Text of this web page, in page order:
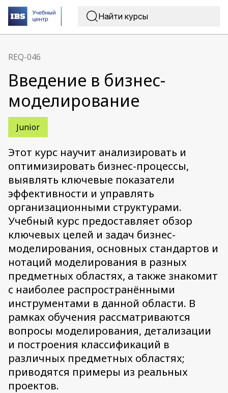
REQ-046
Введение в бизнес-
моделирование
Junior
Этот курс научит анализировать и
оптимизировать бизнес-процессы,
выявлять ключевые показатели
эффективности и управлять
организационными структурами.
Учебный курс предоставляет обзор
ключевых целей и задач бизнес-
моделирования, основных стандартов и
нотаций моделирования в разных
предметных областях, а также знакомит
с наиболее распространёнными
инструментами в данной области. В
рамках обучения рассматриваются
вопросы моделирования, детализации
и построения классификаций в
различных предметных областях;
приводятся примеры из реальных
проектов.